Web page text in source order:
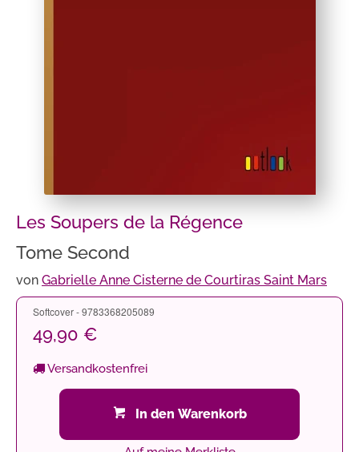
Les Soupers de la Régence
Tome Second
von Gabrielle Anne Cisterne de Courtiras Saint Mars
Softcover - 9783368205089
49,90 €
Versandkostenfrei
In den Warenkorb